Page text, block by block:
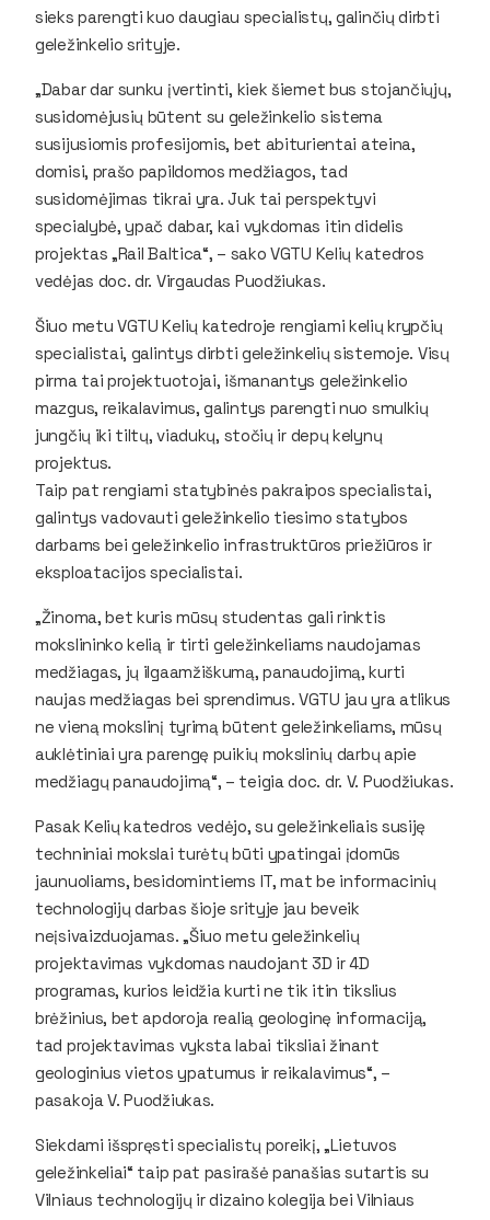
sieks parengti kuo daugiau specialistų, galinčių dirbti
geležinkelio srityje.
„Dabar dar sunku įvertinti, kiek šiemet bus stojančiųjų,
susidomėjusių būtent su geležinkelio sistema
susijusiomis profesijomis, bet abiturientai ateina,
domisi, prašo papildomos medžiagos, tad
susidomėjimas tikrai yra. Juk tai perspektyvi
specialybė, ypač dabar, kai vykdomas itin didelis
projektas „Rail Baltica“, – sako VGTU Kelių katedros
vedėjas doc. dr. Virgaudas Puodžiukas.
Šiuo metu VGTU Kelių katedroje rengiami kelių krypčių
specialistai, galintys dirbti geležinkelių sistemoje. Visų
pirma tai projektuotojai, išmanantys geležinkelio
mazgus, reikalavimus, galintys parengti nuo smulkių
jungčių iki tiltų, viadukų, stočių ir depų kelynų
projektus.
Taip pat rengiami statybinės pakraipos specialistai,
galintys vadovauti geležinkelio tiesimo statybos
darbams bei geležinkelio infrastruktūros priežiūros ir
eksploatacijos specialistai.
„Žinoma, bet kuris mūsų studentas gali rinktis
mokslininko kelią ir tirti geležinkeliams naudojamas
medžiagas, jų ilgaamžiškumą, panaudojimą, kurti
naujas medžiagas bei sprendimus. VGTU jau yra atlikus
ne vieną mokslinį tyrimą būtent geležinkeliams, mūsų
auklėtiniai yra parengę puikių mokslinių darbų apie
medžiagų panaudojimą“, – teigia doc. dr. V. Puodžiukas.
Pasak Kelių katedros vedėjo, su geležinkeliais susiję
techniniai mokslai turėtų būti ypatingai įdomūs
jaunuoliams, besidomintiems IT, mat be informacinių
technologijų darbas šioje srityje jau beveik
neįsivaizduojamas. „Šiuo metu geležinkelių
projektavimas vykdomas naudojant 3D ir 4D
programas, kurios leidžia kurti ne tik itin tikslius
brėžinius, bet apdoroja realią geologinę informaciją,
tad projektavimas vyksta labai tiksliai žinant
geologinius vietos ypatumus ir reikalavimus“, –
pasakoja V. Puodžiukas.
Siekdami išspręsti specialistų poreikį, „Lietuvos
geležinkeliai“ taip pat pasirašė panašias sutartis su
Vilniaus technologijų ir dizaino kolegija bei Vilniaus